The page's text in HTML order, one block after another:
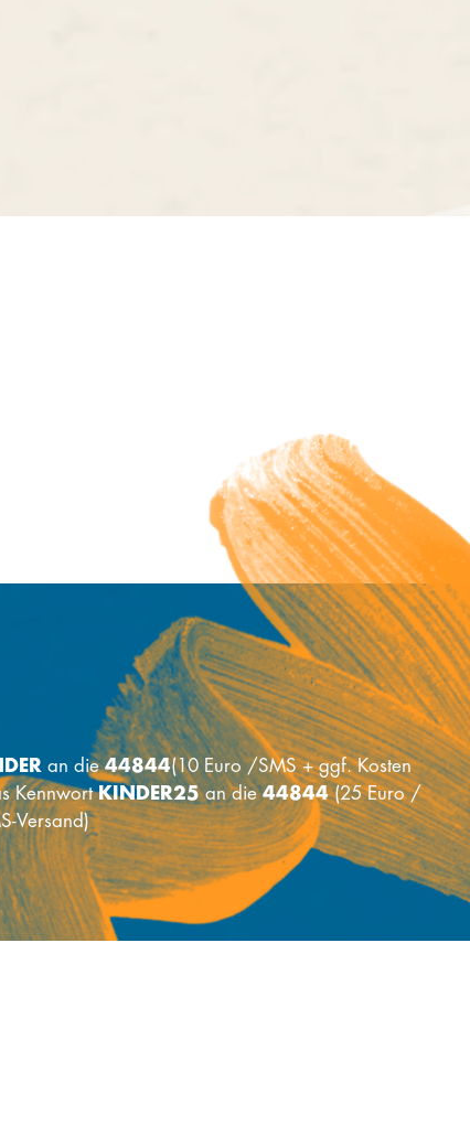
an die44844(10 Euro /SMS + ggf. Kosten
KennwortKINDER25an die44844(25 Euro /
Versand)